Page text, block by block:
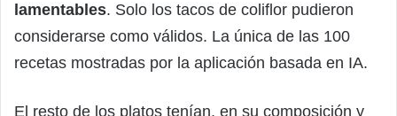
lamentables. Solo los tacos de coliflor pudieron
considerarse como válidos. La única de las 100
recetas mostradas por la aplicación basada en IA.
El resto de los platos tenían, en su composición y